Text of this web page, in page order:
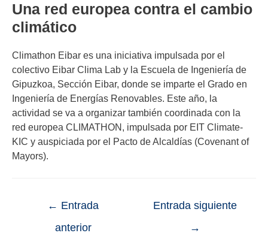
Una red europea contra el cambio
climático
Climathon Eibar es una iniciativa impulsada por el
colectivo Eibar Clima Lab y la Escuela de Ingeniería de
Gipuzkoa, Sección Eibar, donde se imparte el Grado en
Ingeniería de Energías Renovables. Este año, la
actividad se va a organizar también coordinada con la
red europea CLIMATHON, impulsada por EIT Climate-
KIC y auspiciada por el Pacto de Alcaldías (Covenant of
Mayors).
← Entrada
anterior
Entrada siguiente
→